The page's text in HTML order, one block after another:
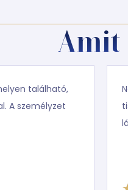
Amit
található,
A személyzet